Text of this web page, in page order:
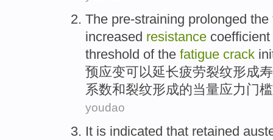
The pre-straining prolonged the
increased resistance coefficient
threshold of the fatigue crack
预应变可以延长疲劳裂纹形成
系数和裂纹形成的当量应力 门
youdao
It is indicated that retained